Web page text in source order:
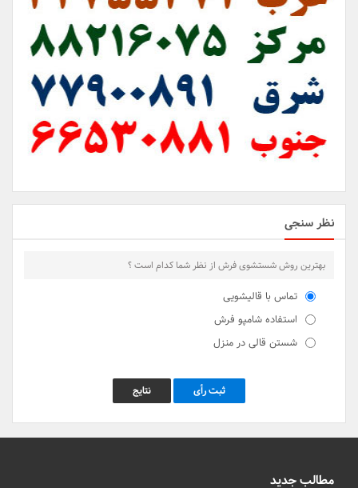
نظر سنجی
بهترین روش شستشوی فرش از نظر شما کدام است ؟
تماس با قالیشویی
استفاده شامپو فرش
شستن قالی در منزل
ثبت رأی نتایج
مطالب جدید